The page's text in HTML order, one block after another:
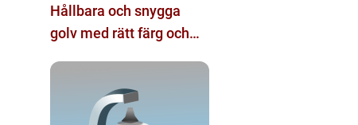
Hållbara och snygga
golv med rätt färg och